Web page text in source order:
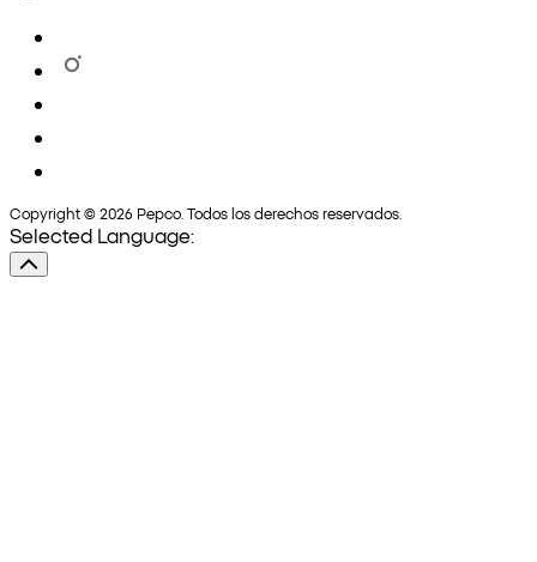
Copyright © 2026 Pepco. Todos los derechos reservados.
Selected Language: